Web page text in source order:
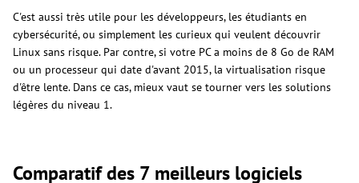
C'est aussi très utile pour les développeurs, les étudiants en
cybersécurité, ou simplement les curieux qui veulent découvrir
Linux sans risque. Par contre, si votre PC a moins de 8 Go de RAM
ou un processeur qui date d'avant 2015, la virtualisation risque
d'être lente. Dans ce cas, mieux vaut se tourner vers les solutions
légères du niveau 1.
Comparatif des 7 meilleurs logiciels